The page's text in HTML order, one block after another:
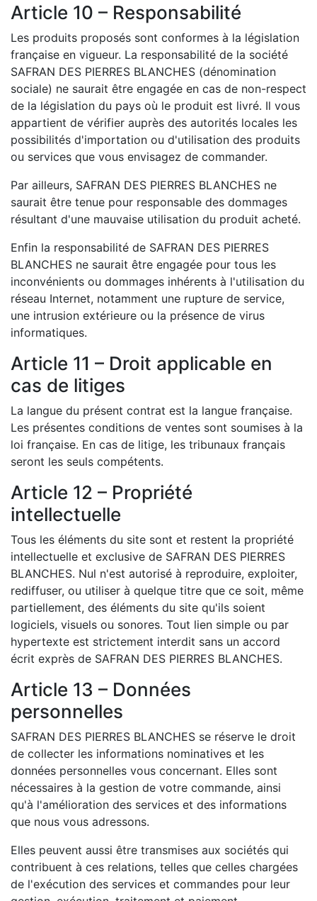
Article 10 – Responsabilité
Les produits proposés sont conformes à la législation
française en vigueur. La responsabilité de la société
SAFRAN DES PIERRES BLANCHES (dénomination
sociale) ne saurait être engagée en cas de non-respect
de la législation du pays où le produit est livré. Il vous
appartient de vérifier auprès des autorités locales les
possibilités d'importation ou d'utilisation des produits
ou services que vous envisagez de commander.
Par ailleurs, SAFRAN DES PIERRES BLANCHES ne
saurait être tenue pour responsable des dommages
résultant d'une mauvaise utilisation du produit acheté.
Enfin la responsabilité de SAFRAN DES PIERRES
BLANCHES ne saurait être engagée pour tous les
inconvénients ou dommages inhérents à l'utilisation du
réseau Internet, notamment une rupture de service,
une intrusion extérieure ou la présence de virus
informatiques.
Article 11 – Droit applicable en
cas de litiges
La langue du présent contrat est la langue française.
Les présentes conditions de ventes sont soumises à la
loi française. En cas de litige, les tribunaux français
seront les seuls compétents.
Article 12 – Propriété
intellectuelle
Tous les éléments du site sont et restent la propriété
intellectuelle et exclusive de SAFRAN DES PIERRES
BLANCHES. Nul n'est autorisé à reproduire, exploiter,
rediffuser, ou utiliser à quelque titre que ce soit, même
partiellement, des éléments du site qu'ils soient
logiciels, visuels ou sonores. Tout lien simple ou par
hypertexte est strictement interdit sans un accord
écrit exprès de SAFRAN DES PIERRES BLANCHES.
Article 13 – Données
personnelles
SAFRAN DES PIERRES BLANCHES se réserve le droit
de collecter les informations nominatives et les
données personnelles vous concernant. Elles sont
nécessaires à la gestion de votre commande, ainsi
qu'à l'amélioration des services et des informations
que nous vous adressons.
Elles peuvent aussi être transmises aux sociétés qui
contribuent à ces relations, telles que celles chargées
de l'exécution des services et commandes pour leur